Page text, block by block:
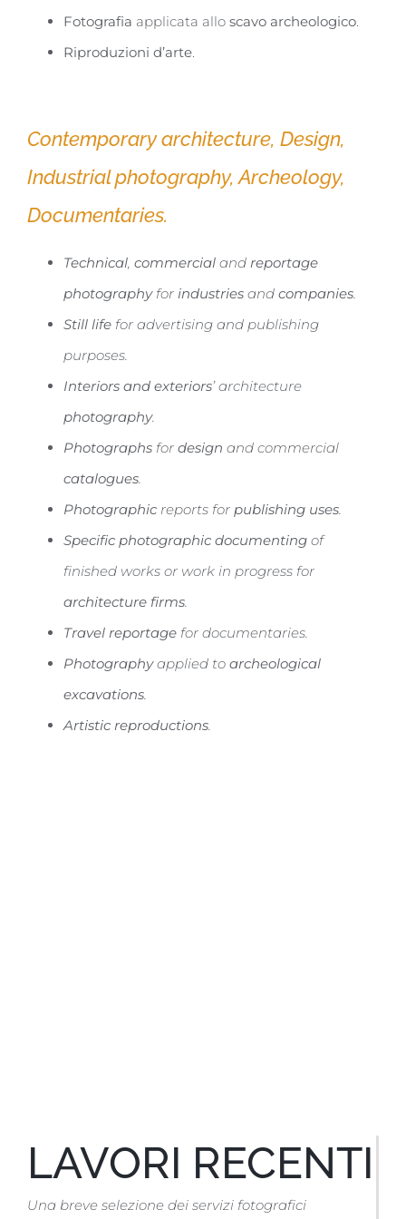
Fotografia applicata allo scavo archeologico
Riproduzioni d’arte
Contemporary architecture, Design,
Industrial photography, Archeology,
Documentaries.
Technical commercial and reportage
photographyfor industries and companies
Still life for advertising and publishing
purposes.
Interiors and exteriors’ architecture
photography.
Photographs for design and commercial
catalogues
Photographic reports for publishing uses
Specific photographic documenting of
finished works or work in progress for
architecture firms
Travel reportage for documentaries.
Photographyapplied to archeological
excavations
Artistic reproductions
LAVORI RECENTI
Una breve selezione dei servizi fotografici